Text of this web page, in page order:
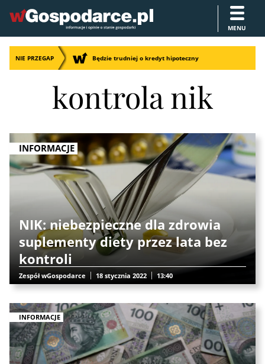
MENU
NIE PRZEGAP Będzie trudniej o kredyt hipoteczny
kontrola nik
INFORMACJE
NIK: niebezpieczne dla zdrowia
suplementy diety przez lata bez
kontroli
Zespół wGospodarce 18 stycznia 2022 13:40
INFORMACJE